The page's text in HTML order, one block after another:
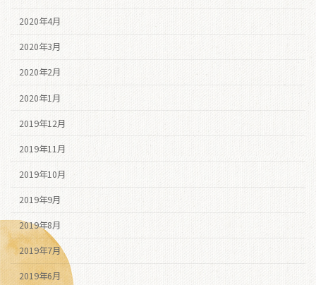
2020年4月
2020年3月
2020年2月
2020年1月
2019年12月
2019年11月
2019年10月
2019年9月
2019年8月
2019年7月
2019年6月